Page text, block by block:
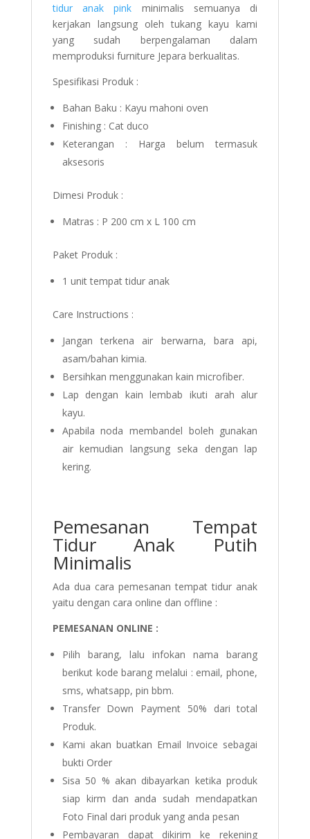
tidur anak pink minimalis semuanya di
kerjakan langsung oleh tukang kayu kami
yang sudah berpengalaman dalam
memproduksi furniture Jepara berkualitas.
Spesifikasi Produk :
Bahan Baku : Kayu mahoni oven
Finishing : Cat duco
Keterangan : Harga belum termasuk
aksesoris
Dimesi Produk :
Matras : P 200 cm x L 100 cm
Paket Produk :
1 unit tempat tidur anak
Care Instructions :
Jangan terkena air berwarna, bara api,
asam/bahan kimia.
Bersihkan menggunakan kain microfiber.
Lap dengan kain lembab ikuti arah alur
kayu.
Apabila noda membandel boleh gunakan
air kemudian langsung seka dengan lap
kering.
Pemesanan Tempat
Tidur Anak Putih
Minimalis
Ada dua cara pemesanan tempat tidur anak
yaitu dengan cara online dan offline :
PEMESANAN ONLINE :
Pilih barang, lalu infokan nama barang
berikut kode barang melalui : email, phone,
sms, whatsapp, pin bbm.
Transfer Down Payment 50% dari total
Produk.
Kami akan buatkan Email Invoice sebagai
bukti Order
Sisa 50 % akan dibayarkan ketika produk
siap kirm dan anda sudah mendapatkan
Foto Final dari produk yang anda pesan
Pembayaran dapat dikirim ke rekening